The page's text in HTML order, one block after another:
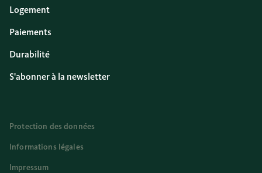
Logement
Paiements
Durabilité
S'abonner à la newsletter
Protection des données
Informations légales
Impressum